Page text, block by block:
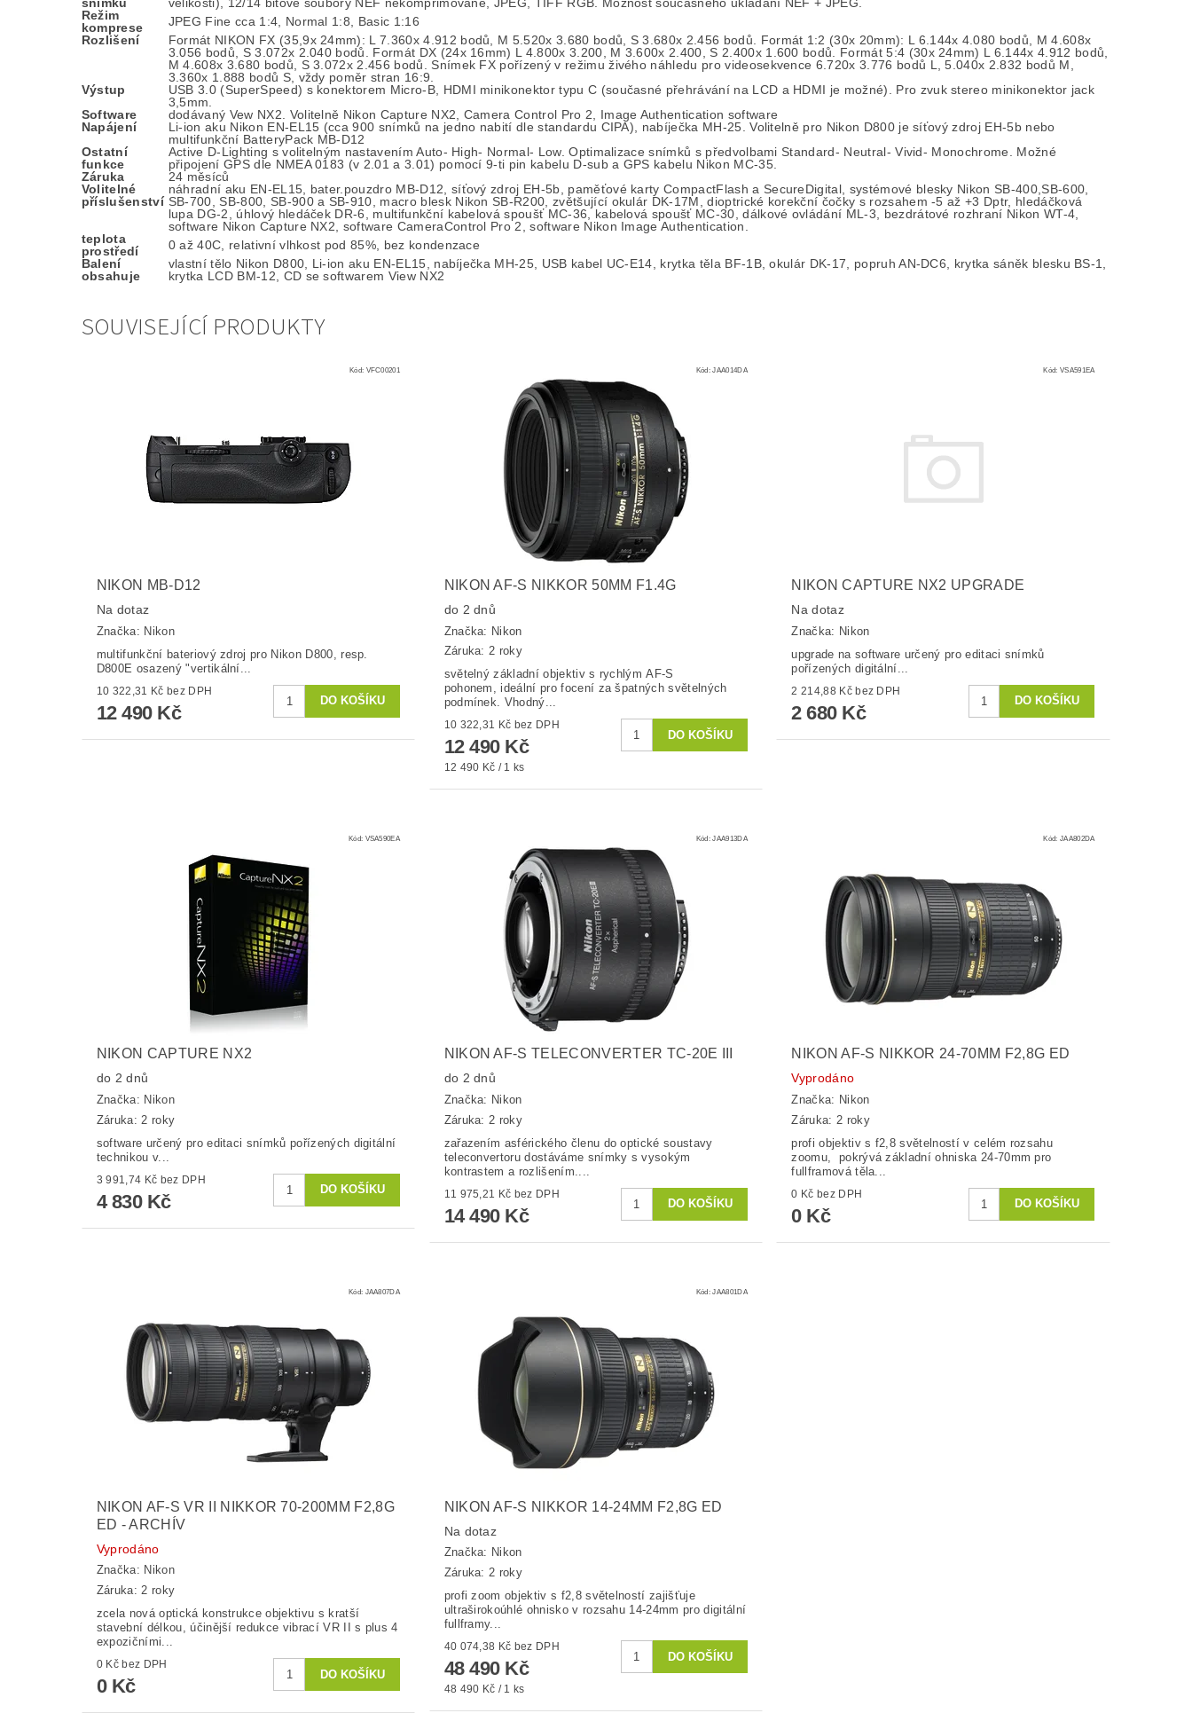
Režim
komprese
JPEG Fine cca 1:4, Normal 1:8, Basic 1:16
Rozlišení
Formát NIKON FX (35,9x 24mm): L 7.360x 4.912 bodů, M 5.520x 3.680 bodů, S 3.680x 2.456 bodů. Formát 1:2 (30x 20mm): L 6.144x 4.080 bodů, M 4.608x
3.056 bodů, S 3.072x 2.040 bodů. Formát DX (24x 16mm) L 4.800x 3.200, M 3.600x 2.400, S 2.400x 1.600 bodů. Formát 5:4 (30x 24mm) L 6.144x 4.912 bodů,
M 4.608x 3.680 bodů, S 3.072x 2.456 bodů. Snímek FX pořízený v režimu živého náhledu pro videosekvence 6.720x 3.776 bodů L, 5.040x 2.832 bodů M,
3.360x 1.888 bodů S, vždy poměr stran 16:9.
Výstup
USB 3.0 (SuperSpeed) s konektorem Micro-B, HDMI minikonektor typu C (současné přehrávání na LCD a HDMI je možné). Pro zvuk stereo minikonektor jack
3,5mm.
Software
dodávaný Vew NX2. Volitelně Nikon Capture NX2, Camera Control Pro 2, Image Authentication software
Napájení
Li-ion aku Nikon EN-EL15 (cca 900 snímků na jedno nabití dle standardu CIPA), nabíječka MH-25. Volitelně pro Nikon D800 je síťový zdroj EH-5b nebo
multifunkční BatteryPack MB-D12
Ostatní
funkce
Active D-Lighting s volitelným nastavením Auto- High- Normal- Low. Optimalizace snímků s předvolbami Standard- Neutral- Vivid- Monochrome. Možné
připojení GPS dle NMEA 0183 (v 2.01 a 3.01) pomocí 9-ti pin kabelu D-sub a GPS kabelu Nikon MC-35.
Záruka
24 měsíců
Volitelné
příslušenství
náhradní aku EN-EL15, bater.pouzdro MB-D12, síťový zdroj EH-5b, paměťové karty CompactFlash a SecureDigital, systémové blesky Nikon SB-400,SB-600,
SB-700, SB-800, SB-900 a SB-910, macro blesk Nikon SB-R200, zvětšující okulár DK-17M, dioptrické korekční čočky s rozsahem -5 až +3 Dptr, hledáčková
lupa DG-2, úhlový hledáček DR-6, multifunkční kabelová spoušť MC-36, kabelová spoušť MC-30, dálkové ovládání ML-3, bezdrátové rozhraní Nikon WT-4,
software Nikon Capture NX2, software CameraControl Pro 2, software Nikon Image Authentication.
teplota
prostředí
0 až 40C, relativní vlhkost pod 85%, bez kondenzace
Balení
obsahuje
vlastní tělo Nikon D800, Li-ion aku EN-EL15, nabíječka MH-25, USB kabel UC-E14, krytka těla BF-1B, okulár DK-17, popruh AN-DC6, krytka sáněk blesku BS-1,
krytka LCD BM-12, CD se softwarem View NX2
SOUVISEJÍCÍ PRODUKTY
Kód: VFC00201
NIKON MB-D12
Na dotaz
Značka: Nikon
multifunkční bateriový zdroj pro Nikon D800, resp.
D800E osazený "vertikální...
10 322,31 Kč bez DPH
12 490 Kč
Kód:JAA014DA
NIKON AF-S NIKKOR 50MM F1.4G
do 2 dnů
Značka: Nikon
Záruka: 2 roky
světelný základní objektiv s rychlým AF-S
pohonem, ideální pro focení za špatných světelných
podmínek. Vhodný...
10 322,31 Kč bez DPH
12 490 Kč
12 490 Kč / 1 ks
Kód:VSA591EA
NIKON CAPTURE NX2 UPGRADE
Na dotaz
Značka: Nikon
upgrade na software určený pro editaci snímků
pořízených digitální...
2 214,88 Kč bez DPH
2 680 Kč
Kód: VSA590EA
NIKON CAPTURE NX2
do 2 dnů
Značka: Nikon
Záruka: 2 roky
software určený pro editaci snímků pořízených digitální
technikou v...
3 991,74 Kč bez DPH
4 830 Kč
Kód:JAA913DA
NIKON AF-S TELECONVERTER TC-20E III
do 2 dnů
Značka: Nikon
Záruka: 2 roky
zařazením asférického členu do optické soustavy
teleconvertoru dostáváme snímky s vysokým
kontrastem a rozlišením....
11 975,21 Kč bez DPH
14 490 Kč
Kód:JAA802DA
NIKON AF-S NIKKOR 24-70MM F2,8G ED
Vyprodáno
Značka: Nikon
Záruka: 2 roky
profi objektiv s f2,8 světelností v celém rozsahu
zoomu, pokrývá základní ohniska 24-70mm pro
fullframová těla...
0 Kč bez DPH
0 Kč
Kód: JAA807DA
NIKON AF-S VR II NIKKOR 70-200MM F2,8G
ED - ARCHÍV
Vyprodáno
Značka: Nikon
Záruka: 2 roky
zcela nová optická konstrukce objektivu s kratší
stavební délkou, účinější redukce vibrací VR II s plus 4
expozičními...
0 Kč bez DPH
0 Kč
Kód:JAA801DA
NIKON AF-S NIKKOR 14-24MM F2,8G ED
Na dotaz
Značka: Nikon
Záruka: 2 roky
profi zoom objektiv s f2,8 světelností zajišťuje
ultraširokoúhlé ohnisko v rozsahu 14-24mm pro digitální
fullframy...
40 074,38 Kč bez DPH
48 490 Kč
48 490 Kč / 1 ks